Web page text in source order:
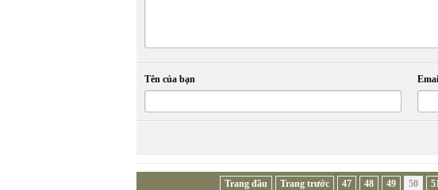
Tên của bạn
Trang đầu Trang trước 47 48 49 50